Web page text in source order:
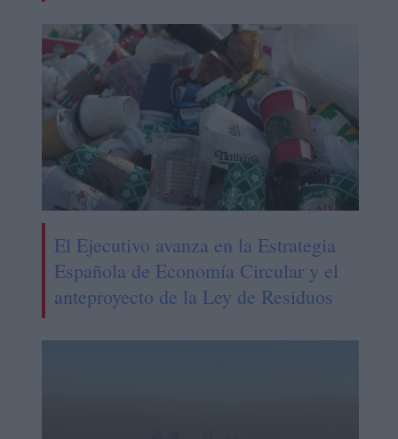
El Ejecutivo avanza en la Estrategia
Española de Economía Circular y el
anteproyecto de la Ley de Residuos